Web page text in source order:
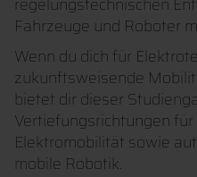
Fahrzeuge und Roboter
Wenn du dich für
zukunftsweisende
bietet dir dieser
Vertiefungsrichtungen
Elektromobilität sowie
mobile Robotik.